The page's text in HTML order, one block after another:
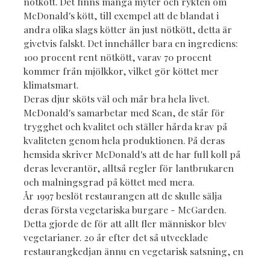
McDonald's kött, till exempel att de blandat i
andra olika slags kötter än just nötkött, detta är
givetvis falskt. Det innehåller bara en ingrediens:
100 procent rent nötkött, varav 70 procent
kommer från mjölkkor, vilket gör köttet mer
klimatsmart.
Deras djur sköts väl och mår bra hela livet.
McDonald's samarbetar med Scan, de står för
trygghet och kvalitet och ställer hårda krav på
kvaliteten genom hela produktionen. På deras
hemsida skriver McDonald's att de har full koll på
deras leverantör, alltså regler för lantbrukaren
och malningsgrad på köttet med mera.
År 1997 beslöt restaurangen att de skulle sälja
deras första vegetariska burgare - McGarden.
Detta gjorde de för att allt fler människor blev
vegetarianer. 20 år efter det så utvecklade
restaurangkedjan ännu en vegetarisk satsning, en